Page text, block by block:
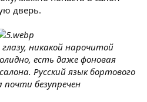
дверь.
никакой нарочитой
есть даже фоновая
Русский язык бортового
безупречен